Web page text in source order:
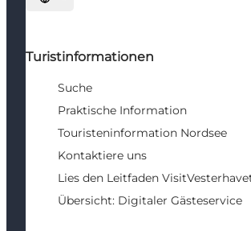
Sprache auswählen
Turistinformationen
Suche
Praktische Information
Touristeninformation Nordsee
Kontaktiere uns
Lies den Leitfaden
Übersicht: Digitaler Gästeservice